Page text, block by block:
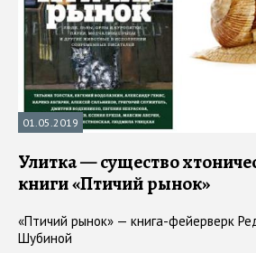
01.05.2019
Улитка — существо
книги «Птичий рынок»
«Птичий рынок» — книга-фейерверк
Шубиной